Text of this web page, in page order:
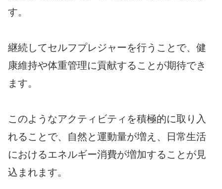
す。
継続してセルフプレジャーを行うことで、健
康維持や体重管理に貢献することが期待でき
ます。
このようなアクティビティを積極的に取り入
れることで、自然と運動量が増え、日常生活
におけるエネルギー消費が増加することが見
込まれます。